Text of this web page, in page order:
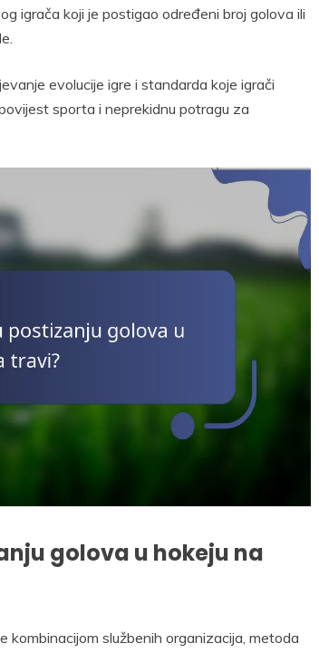
igrača koji je postigao određeni broj golova ili
evolucije igre i standarda koje igrači
sporta i neprekidnu potragu za
golova u hokeju na
kombinacijom službenih organizacija, metoda